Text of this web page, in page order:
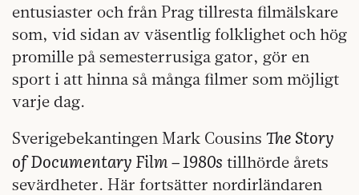
entusiaster och från Prag tillresta filmälskare
som, vid sidan av väsentlig folklighet och hög
promille på semesterrusiga gator, gör en
sport i att hinna så många filmer som möjligt
varje dag.
Sverigebekantingen Mark Cousins The Story
of Documentary Film – 1980s tillhörde årets
sevärdheter. Här fortsätter nordirländaren